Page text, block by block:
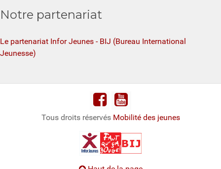
Notre partenariat
Le partenariat Infor Jeunes - BIJ (Bureau International
Jeunesse)
Tous droits réservés Mobilité des jeunes